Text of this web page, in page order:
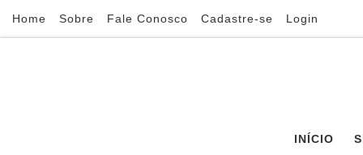
Skip to content
Home Sobre Fale Conosco Cadastre-se Login
INÍCIO